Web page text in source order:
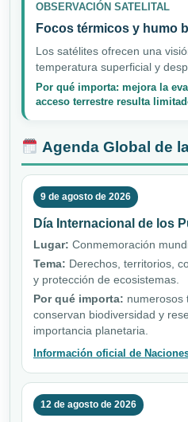
OBSERVACIÓN SATELITAL
Focos térmicos y humo
Los satélites ofrecen una
temperatura superficial y
Por qué importa: mejora la
acceso terrestre resulta
Agenda Global de
9 de agosto de 2026
Día Internacional de los
Lugar: Conmemoración
Tema: Derechos, territorios,
y protección de ecosistemas.
Por qué importa: numerosos
conservan biodiversidad y
importancia planetaria.
Información oficial de
12 de agosto de 2026